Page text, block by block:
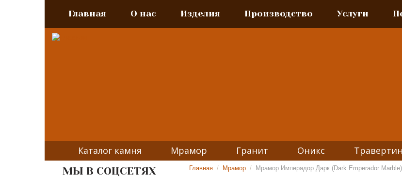
Главная О нас Изделия Производство Услуги
Каталог камня Мрамор Гранит Оникс Травертин
МЫ В СОЦСЕТЯХ Главная / Мрамор / Мрамор Имперадор Дарк (Dark Emperador Marble)